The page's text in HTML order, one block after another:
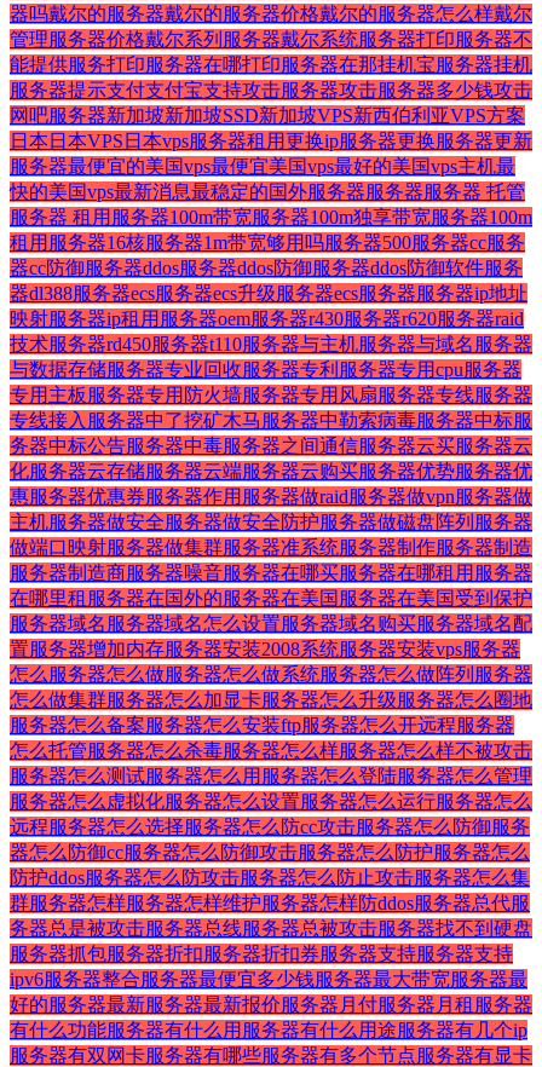
器吗戴尔的服务器戴尔的服务器价格戴尔的服务器怎么样戴尔
管理服务器价格戴尔系列服务器戴尔系统服务器打印服务器不
能提供服务打印服务器在哪打印服务器在那挂机宝服务器挂机
服务器提示支付支付宝支持攻击服务器攻击服务器多少钱攻击
网吧服务器新加坡新加坡SSD新加坡VPS新西伯利亚VPS方案
日本日本VPS 日本vps服务器租用更换ip服务器更换服务器更新
服务器最便宜的美国vps最便宜美国vps最好的美国vps主机最
快的美国vps最新消息最稳定的国外服务器服务器服务器 托管
服务器 租用 服务器100m带宽服务器100m独享带宽服务器100m
租用 服务器16核服务器1m带宽够用吗服务器500服务器cc服务
器cc防御服务器ddos服务器ddos防御服务器ddos防御软件服务
器dl388服务器ecs服务器ecs升级服务器ecs服务器服务器ip地址
映射服务器ip租用 服务器oem服务器r430服务器r620服务器raid
技术服务器rd450服务器t110服务器与主机服务器与域名 服务器
与数据存储服务器专业回收服务器专利 服务器专用cpu服务器
专用主板 服务器专用防火墙服务器专用风扇服务器专线服务器
专线接入 服务器中了挖矿木马 服务器中勒索病毒服务器中标服
务器中标公告服务器中毒服务器之间通信服务器云买服务器云
化服务器云存储服务器云端服务器云购买服务器优势服务器优
惠服务器优惠券服务器作用 服务器做raid服务器做vpn服务器做
主机服务器做安全服务器做安全防护服务器做磁盘阵列 服务器
做端口映射服务器做集群服务器准系统服务器制作服务器制造
服务器制造商服务器噪音服务器在哪买服务器在哪租用 服务器
在哪里租 服务器在国外的服务器在美国 服务器在美国受到保护
服务器域名 服务器域名怎么设置服务器域名购买服务器域名配
置服务器增加内存服务器安装2008系统服务器安装vps服务器
怎么 服务器怎么做服务器怎么做系统服务器怎么做阵列 服务器
怎么做集群服务器怎么加显卡服务器怎么升级服务器怎么圈地
服务器怎么备案服务器怎么安装ftp服务器怎么开远程服务器
怎么托管服务器怎么杀毒服务器怎么样服务器怎么样不被攻击
服务器怎么测试服务器怎么用 服务器怎么登陆服务器怎么管理
服务器怎么虚拟化服务器怎么设置服务器怎么运行服务器怎么
远程服务器怎么选择服务器怎么防cc攻击服务器怎么防御服务
器怎么防御cc服务器怎么防御攻击服务器怎么防护服务器怎么
防护ddos服务器怎么防攻击服务器怎么防止攻击服务器怎么集
群服务器怎样服务器怎样维护服务器怎样防ddos服务器总代服
务器总是被攻击服务器总线服务器总被攻击服务器找不到硬盘
服务器抓包服务器折扣服务器折扣券服务器支持服务器支持
ipv6服务器整合服务器最便宜多少钱服务器最大带宽服务器最
好的服务器最新服务器最新报价服务器月付服务器月租 服务器
有什么功能服务器有什么用 服务器有什么用途服务器有几个ip
服务器有双网卡服务器有哪些服务器有多个节点服务器有显卡